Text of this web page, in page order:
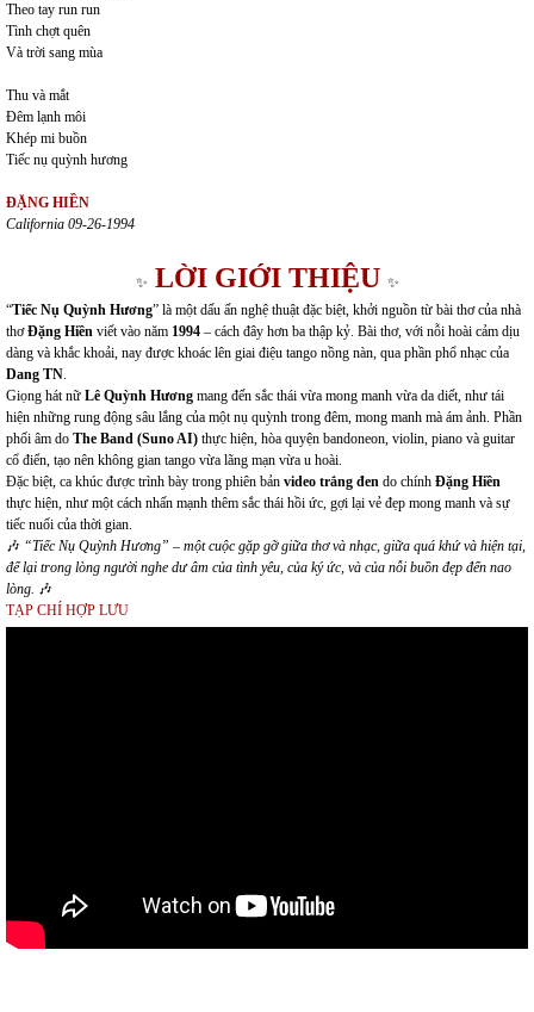
Theo tay run run
Tình chợt quên
Và trời sang mùa
Thu và mắt
Đêm lạnh môi
Khép mi buồn
Tiếc nụ quỳnh hương
ĐẶNG HIỀN
California 09-26-1994
✨ LỜI GIỚI THIỆU ✨
“Tiếc Nụ Quỳnh Hương” là một dấu ấn nghệ thuật đặc biệt, khởi nguồn từ bài thơ của nhà
thơĐặng Hiền viết vào năm 1994 – cách đây hơn ba thập kỷ. Bài thơ, với nỗi hoài cảm dịu
dàng và khắc khoải, nay được khoác lên giai điệu tango nồng nàn, qua phần phổ nhạc của
Dang TN.
Giọng hát nữ Lê Quỳnh Hương mang đến sắc thái vừa mong manh vừa da diết, như tái
hiện những rung động sâu lắng của một nụ quỳnh trong đêm, mong manh mà ám ảnh. Phần
phối âm do The Band (Suno AI) thực hiện, hòa quyện bandoneon, violin, piano và guitar
cổ điển, tạo nên không gian tango vừa lãng mạn vừa u hoài.
Đặc biệt, ca khúc được trình bày trong phiên bản video trắng đen do chính Đặng Hiền
thực hiện, như một cách nhấn mạnh thêm sắc thái hồi ức, gợi lại vẻ đẹp mong manh và sự
tiếc nuối của thời gian.
🎶 “Tiếc Nụ Quỳnh Hương” – một cuộc gặp gỡ giữa thơ và nhạc, giữa quá khứ và hiện tại,
để lại trong lòng người nghe dư âm của tình yêu, của ký ức, và của nỗi buồn đẹp đến nao
lòng. 🎶
TẠP CHÍ HỢP LƯU